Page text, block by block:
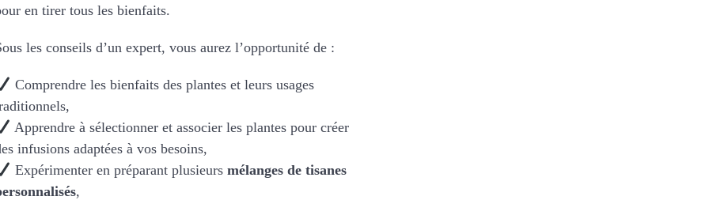
en tirer tous les bienfaits.
les conseils d’un expert, vous aurez l’opportunité de :
Comprendre les bienfaits des plantes et leurs usages
Apprendre à sélectionner et associer les plantes pour créer
infusions adaptées à vos besoins,
Expérimenter en préparant plusieurs mélanges de tisanes
,